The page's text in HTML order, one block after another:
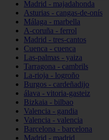
Madrid - majadahonda
Asturias - cangas-de-onís
Málaga - marbella
A-coruña - ferrol
Madrid - tres-cantos
Cuenca - cuenca
Las-palmas - yaiza
Tarragona - cambrils
La-rioja - logroño
Burgos - cardeñadijo
álava - vitoria-gasteiz
Bizkaia - bilbao
Valencia - gandia
Valencia - valencia
Barcelona - barcelona
Madrid - madrid